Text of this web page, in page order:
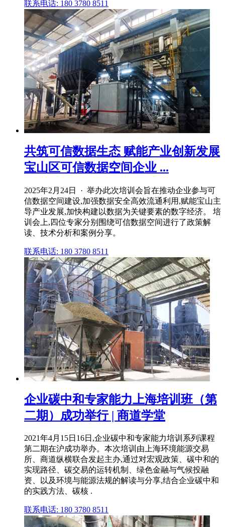
联系电话: 180 3780 8511
共筑可信数据生态 赋能产业创新发展
宝山区可信数据空间企业 ...
2025年2月24日 · 举办此次培训会旨在推动企业参与可
信数据空间建设,加强数据安全高效流通利用,赋能宝山主
导产业发展,加快构建以数据为关键要素的数字经济。 培
训会上,四位专家分别围绕可信数据空间进行了政策解
读、技术分析和案例分享。
联系电话: 180 3780 8511
企业碳中和专家能力上海培训班（第
二期）成功举行 | 商道学堂
2021年4月15日16日,企业碳中和专家能力培训系列课程
第二期在沪成功举办。本次培训由上海环境能源交易
所、商道纵横联合发起主办,通过对宏观政策、碳中和的
实现路径、碳交易的运转机制、绿色金融与气候投融
资、以及环境与能源法规的解读与分享,结合企业碳中和
的实践方法、碳核 .
联系电话: 180 3780 8511